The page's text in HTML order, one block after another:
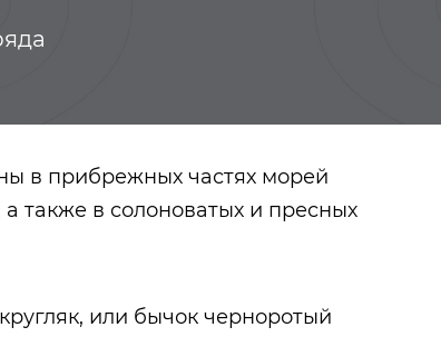
в прибрежных частях морей
также в солоноватых и пресных
или бычок черноротый